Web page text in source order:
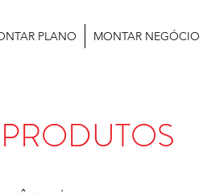
PLANO MONTAR NEGÓCIO